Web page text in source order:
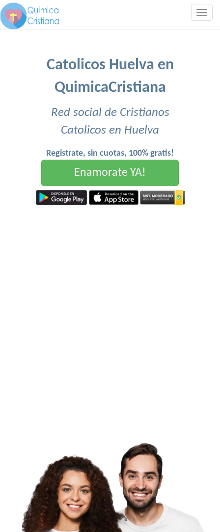
Catolicos Huelva en
QuimicaCristiana
Red social de Cristianos
Catolicos en Huelva
Registrate, sin cuotas, 100% gratis!
Enamorate YA!